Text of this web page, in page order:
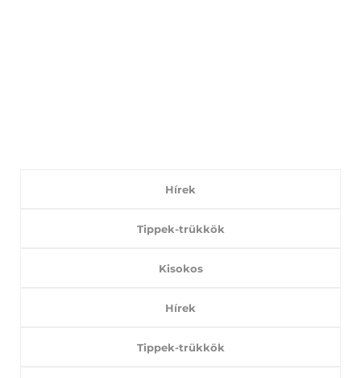
Hírek
Tippek-trükkök
Kisokos
Hírek
Tippek-trükkök